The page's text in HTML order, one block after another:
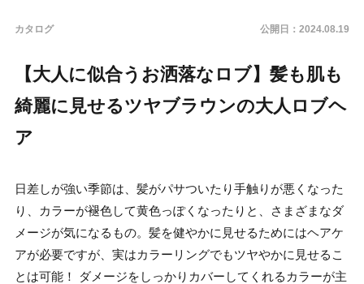
カタログ 公開日： 2024.08.19
【大人に似合うお洒落なロブ】髪も肌も
綺麗に見せるツヤブラウンの大人ロブヘ
ア
日差しが強い季節は、髪がパサついたり手触りが悪くなった
り、カラーが褪色して黄色っぽくなったりと、さまざまなダ
メージが気になるもの。髪を健やかに見せるためにはヘアケ
アが必要ですが、実はカラーリングでもツヤやかに見せるこ
とは可能！ ダメージをしっかりカバーしてくれるカラーが主